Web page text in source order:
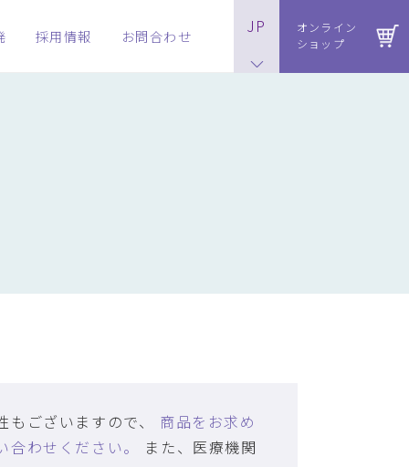
採用情報 お問合わせ JP
オンライン
ショップ
ございますので、 商品をお求め
わせください。
また、医療機関